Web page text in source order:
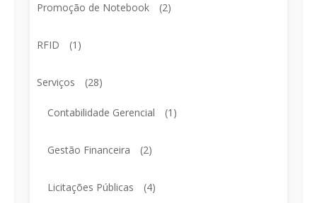
Promoção de Notebook (2)
RFID (1)
Serviços (28)
Contabilidade Gerencial (1)
Gestão Financeira (2)
Licitações Públicas (4)